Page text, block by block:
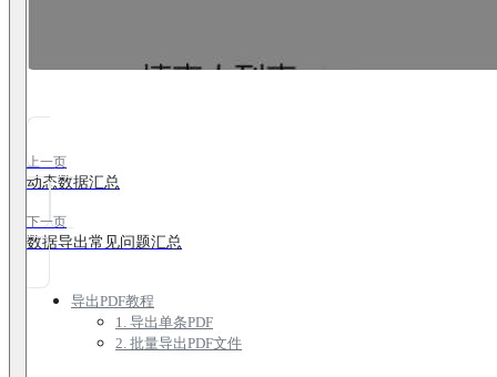
上一页
动态数据汇总
下一页
数据导出常见问题汇总
导出PDF教程
1. 导出单条PDF
2. 批量导出PDF文件